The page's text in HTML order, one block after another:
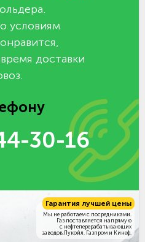
условиям
доставки
30-16
Гарантия лучшей цены
Мы не работаем с посредниками.
Газ поставляется напрямую
с нефтеперерабатывающих
заводов Лукойл, Газпром и Кинеф.